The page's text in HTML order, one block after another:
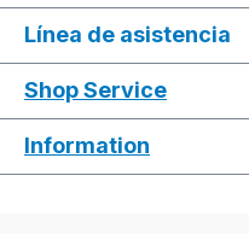
Línea de asistencia
Shop Service
Information